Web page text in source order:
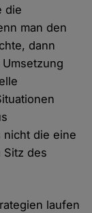
die
man den
dann
nicht die eine
Sitz des
laufen